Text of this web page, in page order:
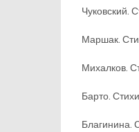
Чуковский.
Маршак.
Михалков.
Барто.
Благинина.